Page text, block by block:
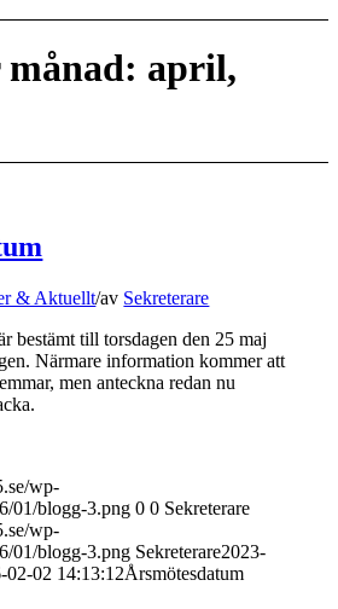
april,
& Aktuellt/av Sekreterare
bestämt till torsdagen den 25 maj
Närmare information kommer att
men anteckna redan nu
wp-
01/blogg-3.png 0 0 Sekreterare
wp-
01/blogg-3.png Sekreterare2023-
02-02 14:13:12Årsmötesdatum